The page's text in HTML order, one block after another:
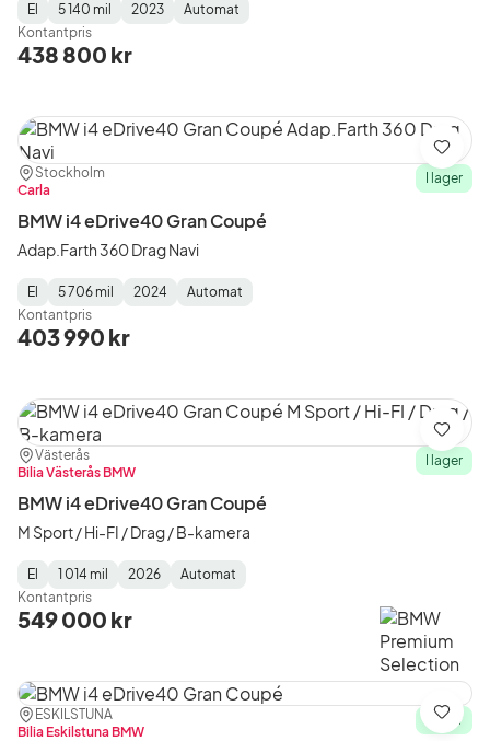
Fuel
Type:
El
Mätarställning:
5 140 mil
Model
Year:
2023
Gearbox
Type:
Automat
Kontantpris
438 800 kr
Plats:
Stockholm
Återförsäljare:
Carla
I lager
BMW i4 eDrive40 Gran Coupé
Adap.Farth 360 Drag Navi
Fuel
Type:
El
Mätarställning :
5 706 mil
Model
Year:
2024
Gearbox
Type:
Automat
Kontantpris
403 990 kr
Spara
Plats:
Västerås
Återförsäljare:
Bilia Västerås BMW
I lager
BMW i4 eDrive40 Gran Coupé
M Sport / Hi-FI / Drag / B-kamera
Fuel
Type:
El
Mätarställning:
1 014 mil
Model
Year:
2026
Gearbox
Type:
Automat
Kontantpris
549 000 kr
Spara
Plats:
ESKILSTUNA
Återförsäljare:
Bilia Eskilstuna BMW
I lager
Spara